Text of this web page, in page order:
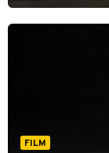
FILM